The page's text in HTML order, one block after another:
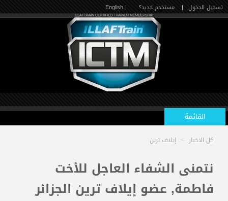
تسجيل الدخول | مستخدم جديد؟ | English
القائمة
الرئيسية
الدورات القادمة
كل الاخبار > إيلاف ترين
نتمنى الشفاء العاجل للأخت
فاطمة, عضو إيلاف ترين الجزائر